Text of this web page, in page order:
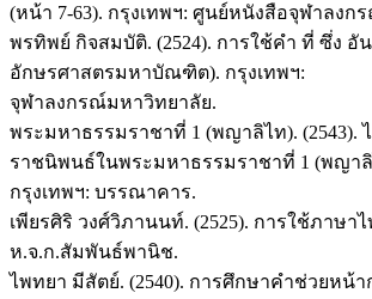
(หน้า 7-63). กรุงเทพฯ: ศูนย์หนังสือจุฬาลงก
พรทิพย์ กิจสมบัติ. (2524). การใช้คำ ที่ ซึ่ง อั
อักษรศาสตรมหาบัณฑิต). กรุงเทพฯ:
จุฬาลงกรณ์มหาวิทยาลัย.
พระมหาธรรมราชาที่ 1 (พญาลิไท). (2543).
ราชนิพนธ์ในพระมหาธรรมราชาที่ 1 (พญา
กรุงเทพฯ: บรรณาคาร.
เพียรศิริ วงศ์วิภานนท์. (2525). การใช้ภาษาไ
ห.จ.ก.สัมพันธ์พานิช.
ไพทยา มีสัตย์. (2540). การศึกษาคำช่วยหน้